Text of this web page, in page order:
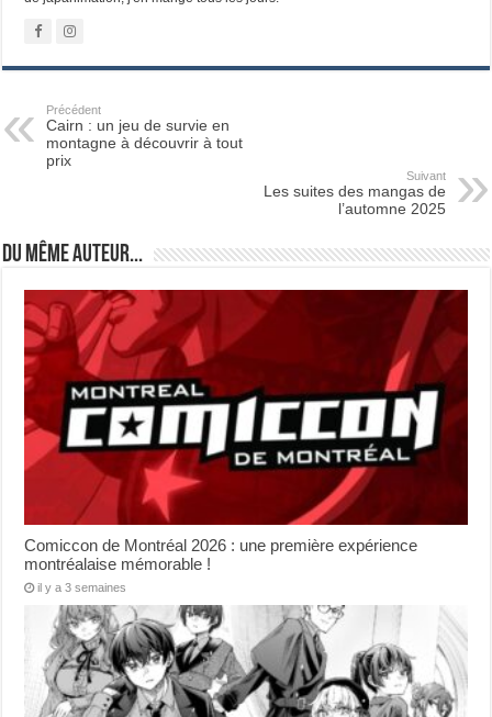
Précédent
Cairn : un jeu de survie en
montagne à découvrir à tout
prix
Suivant
Les suites des mangas de
l’automne 2025
Du même auteur...
Comiccon de Montréal 2026 : une première expérience
montréalaise mémorable !
il y a 3 semaines